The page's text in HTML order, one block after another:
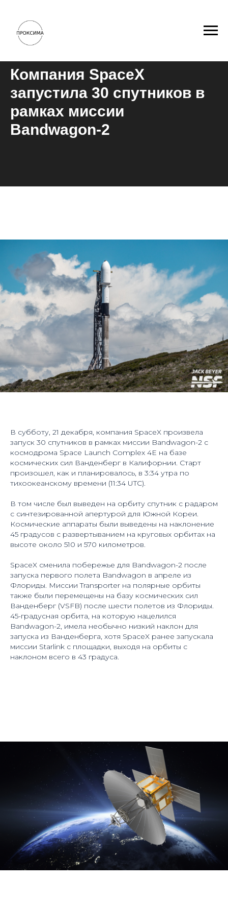
Компания SpaceX
запустила 30 спутников в
рамках миссии
Bandwagon-2
В субботу, 21 декабря, компания SpaceX произвела
запуск 30 спутников в рамках миссии Bandwagon-2 с
космодрома Space Launch Complex 4E на базе
космических сил Ванденберг в Калифорнии. Старт
произошел, как и планировалось, в 3:34 утра по
тихоокеанскому времени (11:34 UTC).
В том числе был выведен на орбиту спутник с радаром
с синтезированной апертурой для Южной Кореи.
Космические аппараты были выведены на наклонение
45 градусов с развертыванием на круговых орбитах на
высоте около 510 и 570 километров.
SpaceX сменила побережье для Bandwagon-2 после
запуска первого полета Bandwagon в апреле из
Флориды. Миссии Transporter на полярные орбиты
также были перемещены на базу космических сил
Ванденберг (VSFB) после шести полетов из Флориды.
45-градусная орбита, на которую нацелился
Bandwagon-2, имела необычно низкий наклон для
запуска из Ванденберга, хотя SpaceX ранее запускала
миссии Starlink с площадки, выходя на орбиты с
наклоном всего в 43 градуса.